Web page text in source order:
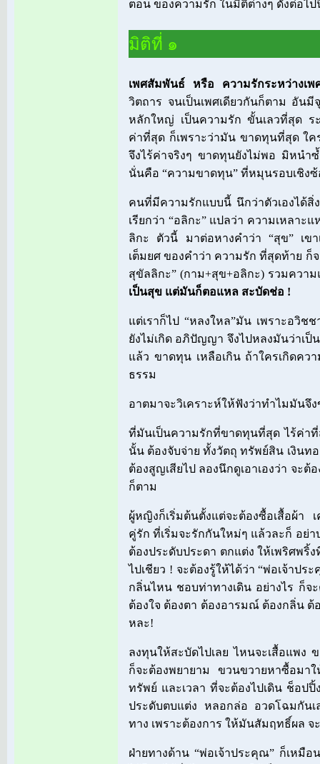
ตอน ของความรัก ในมิติต่างๆ ดังต่อไป
มิติที่ ๑
เพศสัมพันธ์ หรือ ความรักระหว่างเพ
วิตถาร จนเป็นเพศเดียวกันก็ตาม อัน
หลักใหญ่ เป็นความรัก ขั้นเลวที่สุด ร
ค่าที่สุด ก็เพราะว่ามัน ขาดทุนที่สุด ใ
จึงไร้ค่าจริงๆ ขาดทุนยังไม่พอ มิหนำซ้
นั่นคือ “ความขาดทุน” ที่หมุนรอบเชิงซ้
คนที่มีความรักแบบนี้ นึกว่าตัวเองได้
เรียกว่า “อลิกะ” แปลว่า ความเหลา
ลิกะ ตัวนี้ มาต่อหางคำว่า “สุข” เขา
เต็มยศ ของคำว่า ความรัก ที่สุดท้าย ก็
สุขัลลิกะ” (กาม+สุข+อลิกะ) รวมควา
เป็นสุข แต่มันก็ตอแหล สะบัดช่อ !
แต่เราก็ไป “หลงใหล”มัน เพราะอวิช
ยังไม่เกิด อภิปัญญา จึงไปหลงมันว่าเป็
แล้ว ขาดทุน เหลือเกิน ถ้าใครเกิดคว
ธรรม
อาตมาจะวิเคราะห์ให้ฟังว่าทำไมมันจึ
ที่มันเป็นความรักที่ขาดทุนที่สุด ไร้ค่าที่
นั้น ต้องจับจ่าย ทั้งวัตถุ ทรัพย์สิน เงินท
ต้องสูญเสียไป ลองนึกดูเอาเองว่า จะ
ก็ตาม
ผู้หญิงก็เริ่มต้นตั้งแต่จะต้องซื้อเสื้อผ้า
คู่รัก ที่เริ่มจะรักกันใหม่ๆ แล้วละก็ อย่า
ต้องประดับประดา ตกแต่ง ให้เพริศพ
ไปเชียว ! จะต้องรู้ให้ได้ว่า “พ่อเจ้าป
กลิ่นไหน ชอบท่าทางเดิน อย่างไร ก็จ
ต้องใจ ต้องตา ต้องอารมณ์ ต้องกลิ่น ต้
หละ!
ลงทุนให้สะบัดไปเลย ไหนจะเสื้อแพง
ก็จะต้องพยายาม ขวนขวายหาซื้อมา
ทรัพย์ และเวลา ที่จะต้องไปเดิน ช็อป
ประดับตบแต่ง หลอกล่อ อวดโฉมกันเ
ทาง เพราะต้องการ ให้มันสัมฤทธิ์ผล จ
ฝ่ายทางด้าน “พ่อเจ้าประคุณ” ก็เหมื